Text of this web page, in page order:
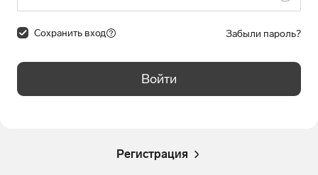
Сохранить вход Забыли пароль?
Войти
Регистрация